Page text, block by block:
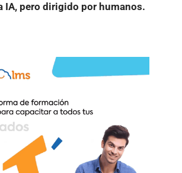
IA, pero dirigido por humanos.